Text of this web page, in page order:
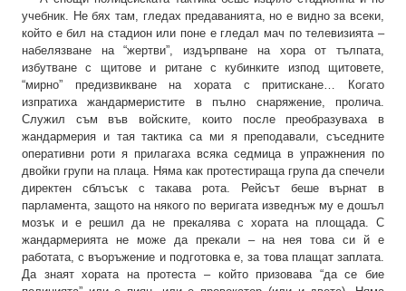
учебник. Не бях там, гледах предаванията, но е видно за всеки,
който е бил на стадион или поне е гледал мач по телевизията –
набелязване на “жертви”, издърпване на хора от тълпата,
избутване с щитове и ритане с кубинките изпод щитовете,
“мирно” предизвикване на хората с притискане… Когато
изпратиха жандармеристите в пълно снаряжение, пролича.
Служил съм във войските, които после преобразуваха в
жандармерия и тая тактика са ми я преподавали, съседните
оперативни роти я прилагаха всяка седмица в упражнения по
двойки групи на плаца. Няма как протестираща група да спечели
директен сблъсък с такава рота. Рейсът беше върнат в
парламента, защото на някого по веригата изведнъж му е дошъл
мозък и е решил да не прекалява с хората на площада. С
жандармерията не може да прекали – на нея това си й е
работата, с въоръжение и подготовка е, за това плащат заплата.
Да знаят хората на протеста – който призовава “да се бие